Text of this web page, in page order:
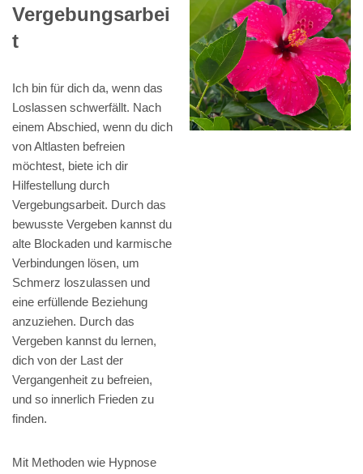
Vergebungsarbei
t
Ich bin für dich da, wenn das
Loslassen schwerfällt. Nach
einem Abschied, wenn du dich
von Altlasten befreien
möchtest, biete ich dir
Hilfestellung durch
Vergebungsarbeit. Durch das
bewusste Vergeben kannst du
alte Blockaden und karmische
Verbindungen lösen, um
Schmerz loszulassen und
eine erfüllende Beziehung
anzuziehen. Durch das
Vergeben kannst du lernen,
dich von der Last der
Vergangenheit zu befreien,
und so innerlich Frieden zu
finden.
Mit Methoden wie Hypnose